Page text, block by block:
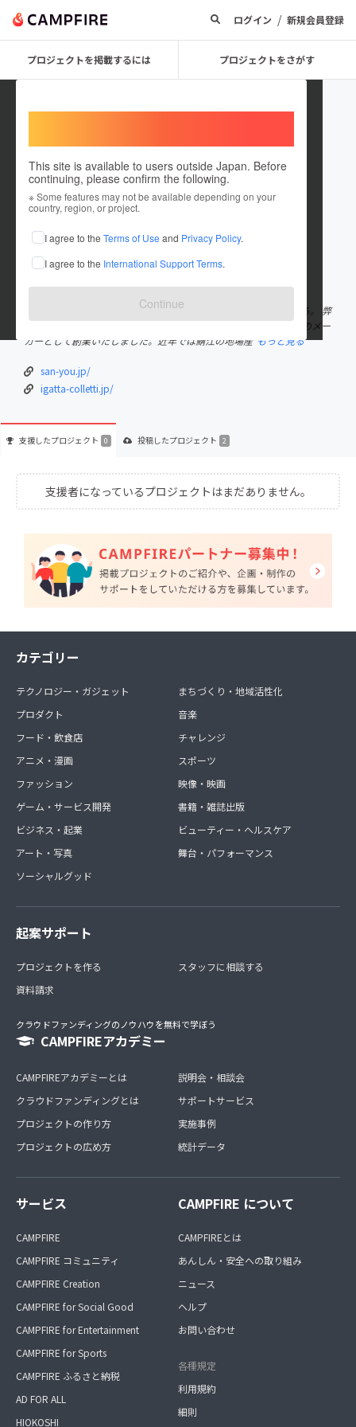
ログイン / 新規会員登録
プロジェクトを掲載するには プロジェクトをさがす
This site is available to users outside Japan. Before
continuing, please confirm the following.
※ Some features may not be available depending on your
country, region, or project.
I agree to the Terms of Use and Privacy Policy.
I agree to the International Support Terms.
Continue
sabaesanyou
これまでに2件のプロジェクトを投稿しています
在住国：日本 現在地：福井県
出身国：日本 出身地：福井県
福井県鯖江市生まれ 家業である漆器製造業を引き継ぎ現在に至る。 弊
社は鯖江市の東部、漆器産地・河和田地区に37年前より漆器製造のメー
カーとして創業いたしました。近年では鯖江の地場産 もっと見る
san-you.jp/
igatta-colletti.jp/
支援したプロジェクト 0 投稿したプロジェクト 2
支援者になっているプロジェクトはまだありません。
カテゴリー
テクノロジー・ガジェット
プロダクト
フード・飲食店
アニメ・漫画
ファッション
ゲーム・サービス開発
ビジネス・起業
アート・写真
ソーシャルグッド
まちづくり・地域活性化
音楽
チャレンジ
スポーツ
映像・映画
書籍・雑誌出版
ビューティー・ヘルスケア
舞台・パフォーマンス
起案サポート
プロジェクトを作る
資料請求
スタッフに相談する
クラウドファンディングのノウハウを無料で学ぼう
CAMPFIREアカデミー
CAMPFIREアカデミーとは
クラウドファンディングとは
プロジェクトの作り方
プロジェクトの広め方
説明会・相談会
サポートサービス
実施事例
統計データ
サービス
CAMPFIRE
CAMPFIRE コミュニティ
CAMPFIRE Creation
CAMPFIRE for Social Good
CAMPFIRE for Entertainment
CAMPFIRE for Sports
CAMPFIRE ふるさと納税
AD FOR ALL
HIOKOSHI
CAMPFIRE について
CAMPFIREとは
あんしん・安全への取り組み
ニュース
ヘルプ
お問い合わせ
各種規定
利用規約
細則